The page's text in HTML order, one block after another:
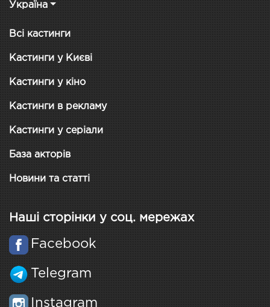
Україна
Всі кастинги
Кастинги у Києві
Кастинги у кіно
Кастинги в рекламу
Кастинги у серіали
База акторів
Новини та статті
Наші сторінки у соц. мережах
Facebook
Telegram
Instagram